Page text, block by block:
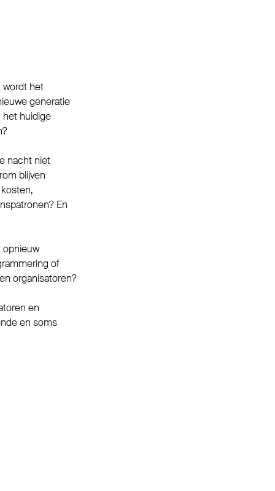
wordt het
generatie
het huidige
nacht niet
blijven
En
opnieuw
of
organisatoren?
en
en soms